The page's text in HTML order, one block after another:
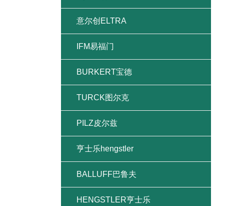
意尔创ELTRA
IFM易福门
BURKERT宝德
TURCK图尔克
PILZ皮尔兹
亨士乐hengstler
BALLUFF巴鲁夫
HENGSTLER亨士乐